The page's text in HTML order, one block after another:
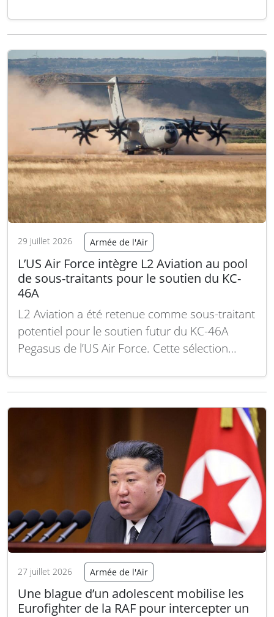
de l’alliance atlantique de renforcer sa
liées aux attaques de missiles. Le secrétaire
général de l’OTAN, Mark Rutte,…Lire la suite
29 juillet 2026 Armée de l'Air
L’US Air Force intègre L2 Aviation au pool
de sous-traitants pour le soutien du KC-
46A
L2 Aviation a été retenue comme sous-traitant
potentiel pour le soutien futur du KC-46A
Pegasus de l’US Air Force. Cette sélection
garantir la maintenance et la disponibilité à
ravitailleurs KC-46A. L’initiative vise à multiplier
Lire la suite
27 juillet 2026 Armée de l'Air
Une blague d’un adolescent mobilise les
Eurofighter de la RAF pour intercepter un